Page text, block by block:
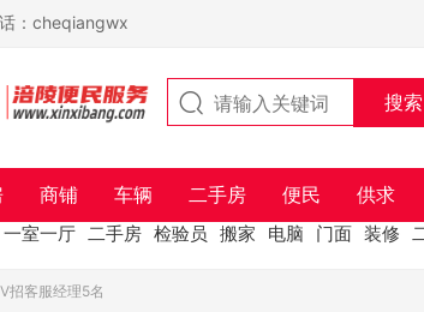
：cheqiangwx
商铺 车辆 二手房 便民 供求
一室一厅 二手房 检验员 搬家 电脑 门面 装修
招客服经理5名